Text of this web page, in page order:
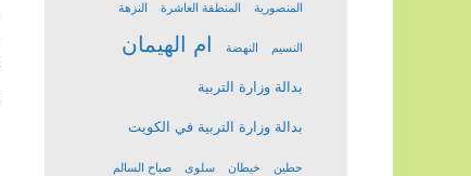
المنصورية المنطقة العاشرة النزهة
النسيم النهضة ام الهيمان
بدالة وزارة التربية
بدالة وزارة التربية في الكويت
حطين خيطان سلوى صباح السالم